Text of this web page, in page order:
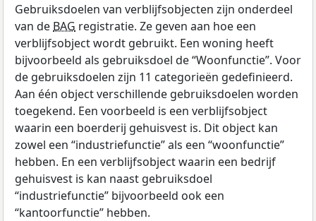
Gebruiksdoelen van verblijfsobjecten zijn onderdeel
van de BAG registratie. Ze geven aan hoe een
verblijfsobject wordt gebruikt. Een woning heeft
bijvoorbeeld als gebruiksdoel de “Woonfunctie”. Voor
de gebruiksdoelen zijn 11 categorieën gedefinieerd.
Aan één object verschillende gebruiksdoelen worden
toegekend. Een voorbeeld is een verblijfsobject
waarin een boerderij gehuisvest is. Dit object kan
zowel een “industriefunctie” als een “woonfunctie”
hebben. En een verblijfsobject waarin een bedrijf
gehuisvest is kan naast gebruiksdoel
“industriefunctie” bijvoorbeeld ook een
“kantoorfunctie” hebben.